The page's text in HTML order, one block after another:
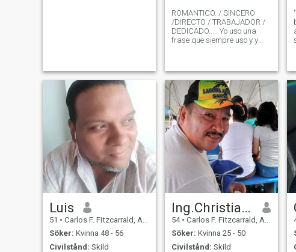
ROMANTICO. / SINCERO
/DIRECTO / TRABAJADOR /
DEDICADO..... Yo uso una
frase que siempre uso y y
DE PAREDES INVISIBLES".
Respondeme a esto en tu
mensaje: ¿VIAJARIAS A MI
PAIS PARA C
Luis
51 • Carlos F. Fitzcarrald, Ancash, Peru
Söker: Kvinna 48 - 56
Civilstånd: Skild
Ing.Christiam Francisco
54 • Carlos F. Fitzcarrald, Ancash, Peru
Söker: Kvinna 25 - 50
Civilstånd: Skild